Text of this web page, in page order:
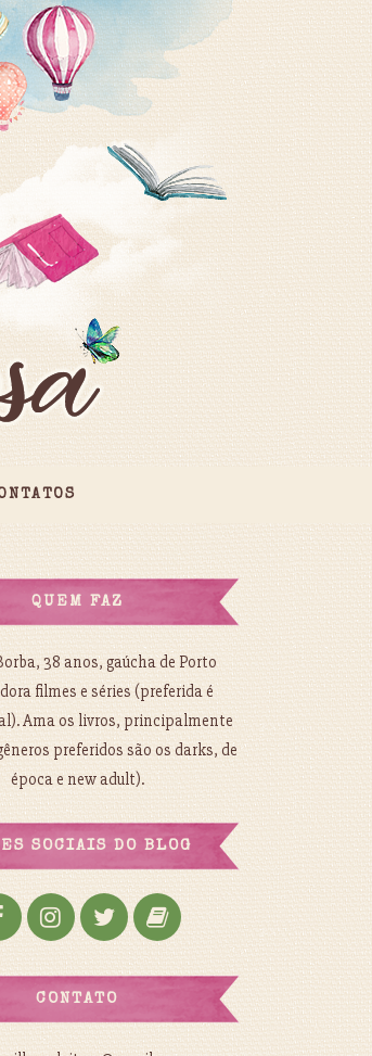
QUEM FAZ
38 anos, gaúcha de Porto
filmes e séries (preferida é
Ama os livros, principalmente
preferidos são os darks, de
época e new adult).
SOCIAIS DO BLOG
CONTATO